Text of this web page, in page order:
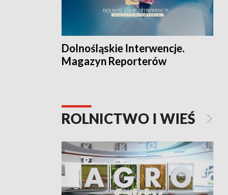
Dolnośląskie Interwencje.
Magazyn Reporterów
ROLNICTWO I WIEŚ